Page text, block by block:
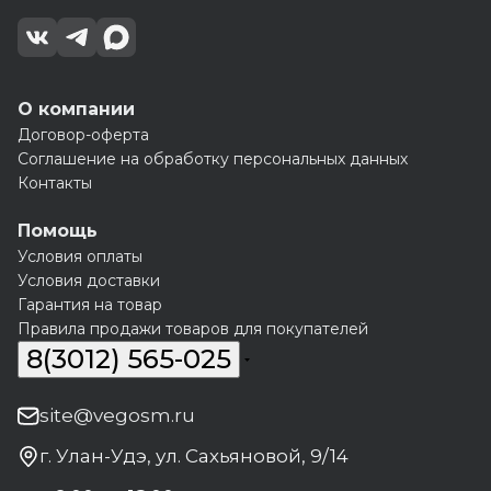
О компании
Договор-оферта
Соглашение на обработку персональных данных
Контакты
Помощь
Условия оплаты
Условия доставки
Гарантия на товар
Правила продажи товаров для покупателей
8(3012) 565-025
site@vegosm.ru
г. Улан-Удэ, ул. Сахьяновой, 9/14